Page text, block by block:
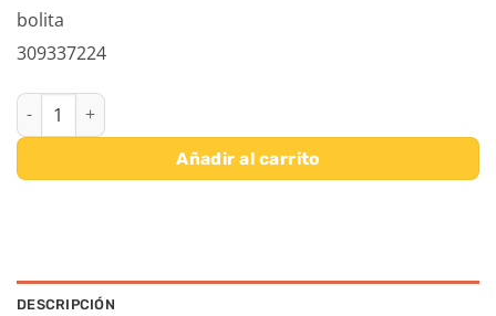
bolita
309337224
RECORRIDO MAGNETICO FLORAL cantidad
Añadir al carrito
DESCRIPCIÓN